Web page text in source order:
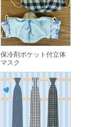
保冷剤ポケット付立体
マスク